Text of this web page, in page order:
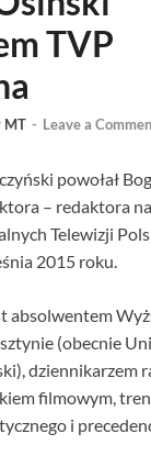
TVP
MT - Leave a
powołał
– redaktora
Telewizji
2015 roku.
absolwentem
(obecnie
dziennikarzem
filmowym,
i